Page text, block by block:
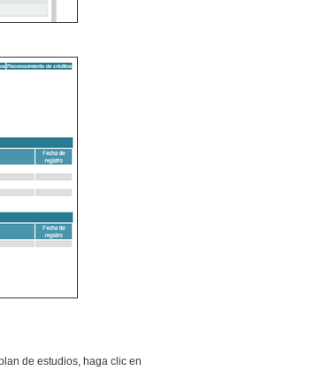
de estudios, haga clic en